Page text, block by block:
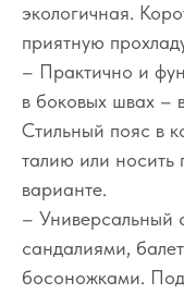
экологичная.
приятную
– Практично и
в боковых швах –
Стильный пояс в
талию или носить
варианте.
– Универсальный
сандалиями,
босоножками.